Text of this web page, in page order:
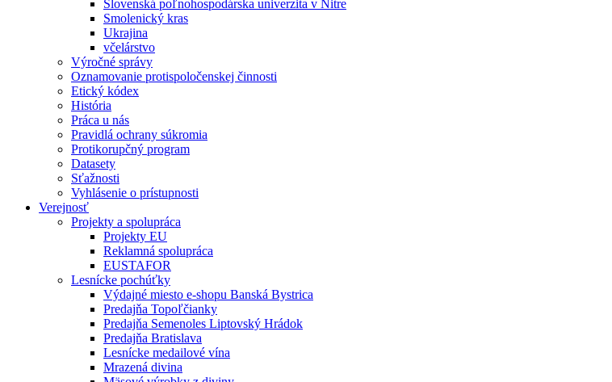
Slovenská poľnohospodárska univerzita v Nitre
Smolenický kras
Ukrajina
včelárstvo
Výročné správy
Oznamovanie protispoločenskej činnosti
Etický kódex
História
Práca u nás
Pravidlá ochrany súkromia
Protikorupčný program
Datasety
Sťažnosti
Vyhlásenie o prístupnosti
Verejnosť
Projekty a spolupráca
Projekty EU
Reklamná spolupráca
EUSTAFOR
Lesnícke pochúťky
Výdajné miesto e-shopu Banská Bystrica
Predajňa Topoľčianky
Predajňa Semenoles Liptovský Hrádok
Predajňa Bratislava
Lesnícke medailové vína
Mrazená divina